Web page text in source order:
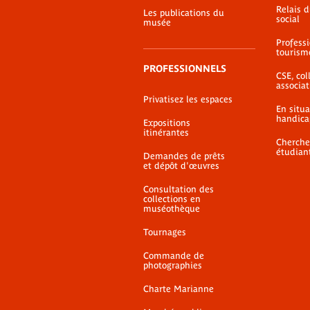
Les publications du
musée
PROFESSIONNELS
Privatisez les espaces
Expositions
itinérantes
Demandes de prêts
et dépôt d'œuvres
Consultation des
collections en
muséothèque
Tournages
Commande de
photographies
Charte Marianne
Relais
social
CSE,
En